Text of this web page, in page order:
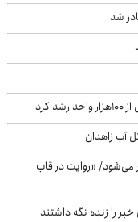
شد
آب زاهدان
می‌شود/ «روایت در قاب
را زنده نگه داشتند